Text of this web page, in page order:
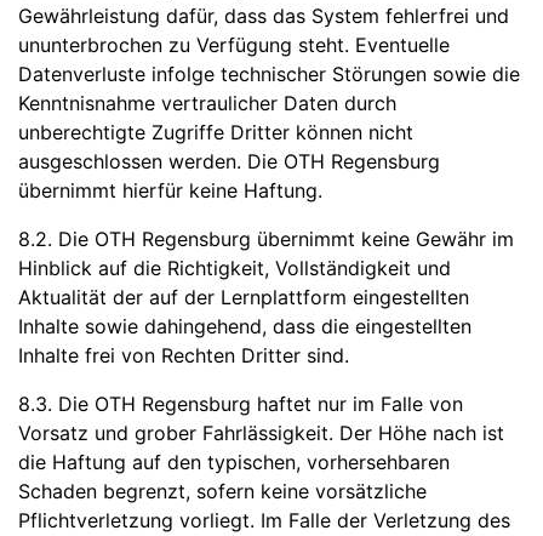
Gewährleistung dafür, dass das System fehlerfrei und
ununterbrochen zu Verfügung steht. Eventuelle
Datenverluste infolge technischer Störungen sowie die
Kenntnisnahme vertraulicher Daten durch
unberechtigte Zugriffe Dritter können nicht
ausgeschlossen werden. Die OTH Regensburg
übernimmt hierfür keine Haftung.
8.2. Die OTH Regensburg übernimmt keine Gewähr im
Hinblick auf die Richtigkeit, Vollständigkeit und
Aktualität der auf der Lernplattform eingestellten
Inhalte sowie dahingehend, dass die eingestellten
Inhalte frei von Rechten Dritter sind.
8.3. Die OTH Regensburg haftet nur im Falle von
Vorsatz und grober Fahrlässigkeit. Der Höhe nach ist
die Haftung auf den typischen, vorhersehbaren
Schaden begrenzt, sofern keine vorsätzliche
Pflichtverletzung vorliegt. Im Falle der Verletzung des